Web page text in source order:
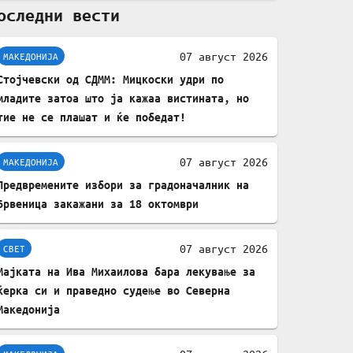
комплет за заштита на
вести
МАКЕДОНИЈА 07 август 2026
од СДММ: Мицкоски удри по
затоа што ја кажаа вистината, но
не се плашат и ќе победат!
МАКЕДОНИЈА 07 август 2026
избори за градоначалник на
закажани за 18 октомври
СВЕТ 07 август 2026
на Ива Михаилова бара лекување за
си и праведно судење во Северна